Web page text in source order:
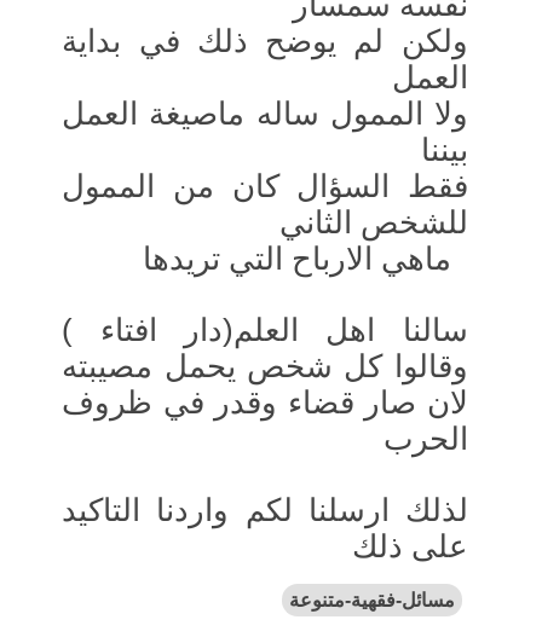
ولكن لم يوضح ذلك في بداية
العمل
ولا الممول ساله ماصيغة العمل
بيننا
فقط السؤال كان من الممول
للشخص الثاني
ماهي الارباح التي تريدها
سالنا اهل العلم(دار افتاء )
وقالوا كل شخص يحمل مصيبته
لان صار قضاء وقدر في ظروف
الحرب
لذلك ارسلنا لكم واردنا التاكيد
على ذلك
مسائل-فقهية-متنوعة